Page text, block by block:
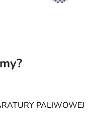
PALIWOWEJ